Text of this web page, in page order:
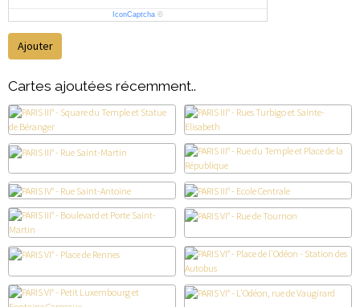
IconCaptcha ©
Ajouter
Cartes ajoutées récemment..